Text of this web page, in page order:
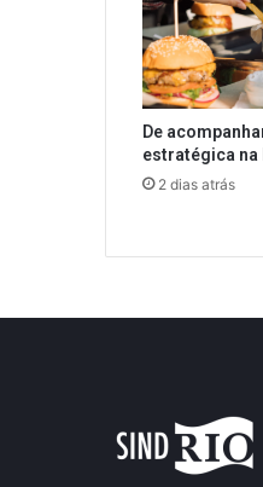
De
estratégica
2 dias atrás